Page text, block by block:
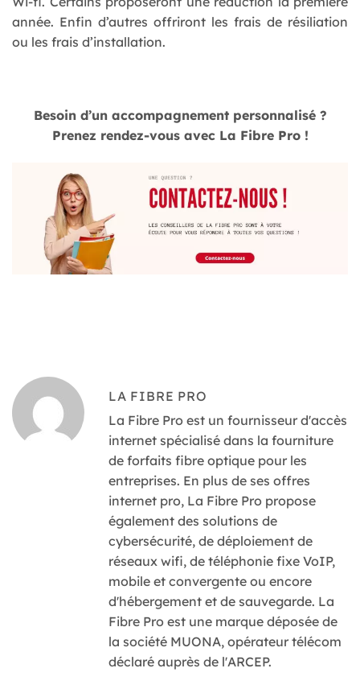
année. Enfin d’autres offriront les frais de résiliation
ou les frais d’installation.
Besoin d’un accompagnement personnalisé ?
Prenez rendez-vous avec La Fibre Pro !
LA FIBRE PRO
La Fibre Pro est un fournisseur d'accès
internet spécialisé dans la fourniture
de forfaits fibre optique pour les
entreprises. En plus de ses offres
internet pro, La Fibre Pro propose
également des solutions de
cybersécurité, de déploiement de
réseaux wifi, de téléphonie fixe VoIP,
mobile et convergente ou encore
d'hébergement et de sauvegarde. La
Fibre Pro est une marque déposée de
la société MUONA, opérateur télécom
déclaré auprès de l'ARCEP.